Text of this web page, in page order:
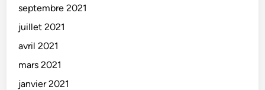
septembre 2021
juillet 2021
avril 2021
mars 2021
janvier 2021